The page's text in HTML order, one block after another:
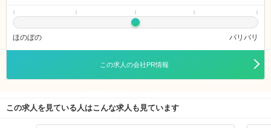
ほのぼの バリバリ
この求人の会社PR情報
この求人を見ている人はこんな求人も見ています